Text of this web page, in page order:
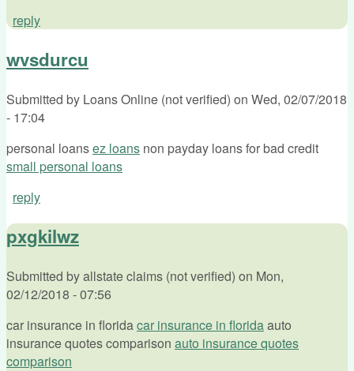
reply
wvsdurcu
Submitted by Loans Online (not verified) on Wed, 02/07/2018
- 17:04
personal loansez loans non payday loans for bad credit
small personal loans
reply
pxgkilwz
Submitted byallstate claims (not verified) on Mon,
02/12/2018 - 07:56
car insurance in floridacar insurance in floridaauto
insurance quotes comparison auto insurance quotes
comparison